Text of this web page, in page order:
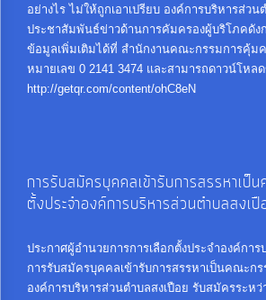
อย่างไร ไม่ให้ถูกเอาเปรียบ องค์การบริหารส่วน
ประชาสัมพันธ์ข่าวด้านการคัมครองผู้บริโภคดัง
ข้อมูลเพิ่มเติมได้ที่ สำนักงานคณะกรรมการคุ้ม
หมายเลข 0 2141 3474 และสามารถดาวน์โหล
http://getqr.com/content/ohC8eN
การรับสมัครบุคคลเข้ารับการสรรหาเป็
ตั้งประจำองค์การบริหารส่วนตำบลสงเปื
ประกาศผู้อำนวยการการเลือกตั้งประจำองค์การ
การรับสมัครบุคคลเข้ารับการสรรหาเป็นคณะกร
องค์การบริหารส่วนตำบลสงเปือย รับสมัครระห